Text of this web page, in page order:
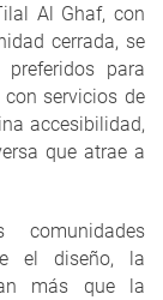
Al Ghaf, con
cerrada, se
para
servicios de
accesibilidad,
que atrae a
el diseño, la
más que la